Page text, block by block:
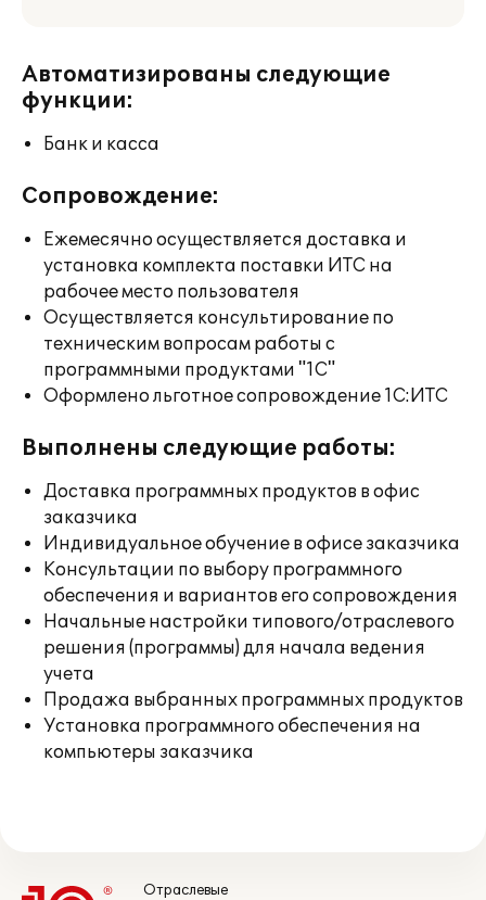
Автоматизированы следующие
функции:
Банк и касса
Сопровождение:
Ежемесячно осуществляется доставка и
установка комплекта поставки ИТС на
рабочее место пользователя
Осуществляется консультирование по
техническим вопросам работы с
программными продуктами "1С"
Оформлено льготное сопровождение 1С:ИТС
Выполнены следующие работы:
Доставка программных продуктов в офис
заказчика
Индивидуальное обучение в офисе заказчика
Консультации по выбору программного
обеспечения и вариантов его сопровождения
Начальные настройки типового/отраслевого
решения (программы) для начала ведения
учета
Продажа выбранных программных продуктов
Установка программного обеспечения на
компьютеры заказчика
Отраслевые